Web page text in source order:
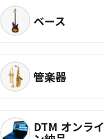
ベース
管楽器
DTM オンライ